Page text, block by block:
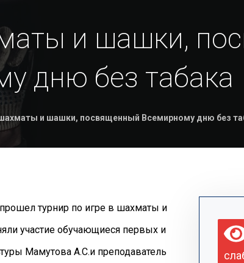
и шашки,
дню без табака
шахматы и шашки, посвященный Всемирному дню без
турнир по игре в шахматы и
участие обучающиеся первых и
Мамутова А.С.и преподаватель